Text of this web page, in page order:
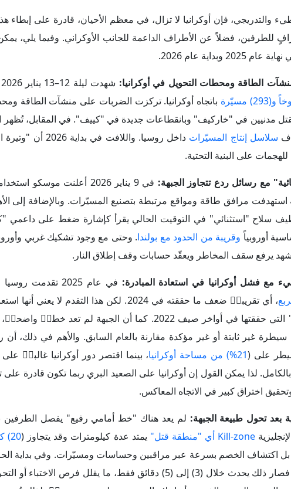
في 9 يناير 2026 أعلنت موسكو استخدامها
مرافق طاقة ومواقع مرتبطة بتصنيع المسيّرات. وبالإضافة إلى
أوروبياًوقريبة من الحدود مع بولندا. وحتى مع وجود تشكيك غربي
يرفع سقف المخاطر ويعقّد حسابات وقف إطلاق النار.
في عام 2025
سيطرة غير ثابتة أو غير مؤكدة مقارنة بالعام السابق. والأهم في ذلك،
21%) من مساحة أوكرانيا
، بينما اقتصر دور أوكرانيا غالباࣧ
لذا يمكن القول إن أوكرانيا على الصعيد البري ربما تكون قادرة على
اختراق كبير في الاتجاه المعاكس.
Kill-zone أي "منطقة قتل" يمتد عدة كيلومترات وقد يتجاوز (20) كيلومتر
بين رصد الهدف وضربه، أما الآن فصار ذلك يحدث خلال (3) إلى (5) دقائق فقط،
الجنود بالمؤن والذخيرة أو إخلاء الجرحى عملية صعبة جداࣧ. لذلك تُصبح
تعرض الجنود للموت داخل هذه المنطقة.
أصبحت الحرب في أوكرانيا تشبه "مصارعة
ومراكز التجنيد. ويعود السبب في ذلك إلى أن أوكرانيا تواجه
الخسائر البشرية أكثر صعوبة مع مرور الوقت. ولقد تجسد ذلك عبر
والتدريب ، بهدف إضعاف قدرة أوكرانيا على تعويض الجنود بسرعة. في
تعاقدي واسع إذ سُجّل توقيع (417) ألف مجند